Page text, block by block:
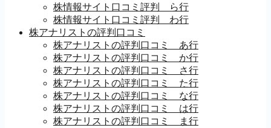
株情報サイト口コミ評判 ら行
株情報サイト口コミ評判 わ行
株アナリストの評判口コミ
株アナリストの評判口コミ あ行
株アナリストの評判口コミ か行
株アナリストの評判口コミ さ行
株アナリストの評判口コミ た行
株アナリストの評判口コミ な行
株アナリストの評判口コミ は行
株アナリストの評判口コミ ま行